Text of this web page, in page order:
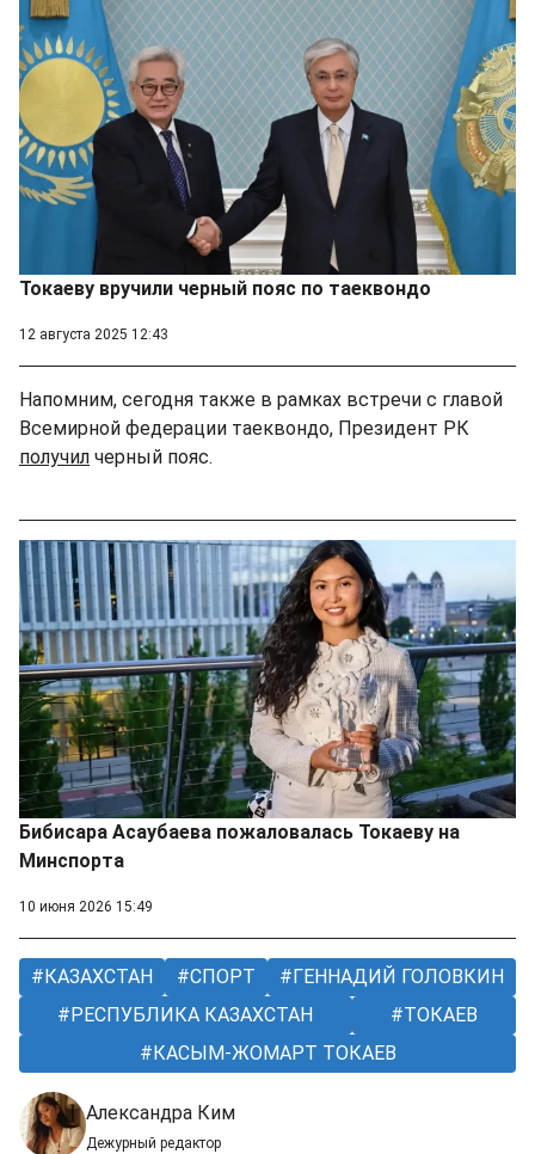
Токаеву вручили черный пояс по таеквондо
12 августа 2025 12:43
Напомним, сегодня также в рамках встречи с главой
Всемирной федерации таеквондо, Президент РК
получил черный пояс.
Бибисара Асаубаева пожаловалась Токаеву на
Минспорта
10 июня 2026 15:49
КАЗАХСТАН СПОРТ
ГЕННАДИЙ ГОЛОВКИН
РЕСПУБЛИКА КАЗАХСТАН
ТОКАЕВ
КАСЫМ-ЖОМАРТ ТОКАЕВ
Александра Ким
Дежурный редактор